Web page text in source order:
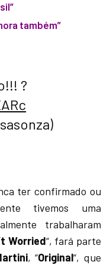
também”
?
ter confirmado ou
tivemos uma
trabalharam
Worried“, fará parte
, “Original“, que